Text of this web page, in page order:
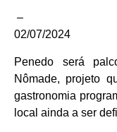
–
02/07/2024
Penedo será
Nômade, projeto
gastronomia
local ainda a ser